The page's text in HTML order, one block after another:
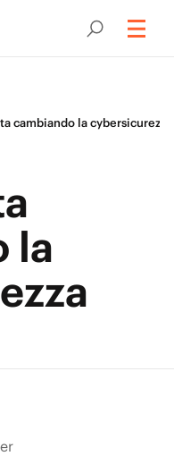
cambiando la cybersicurezza
la